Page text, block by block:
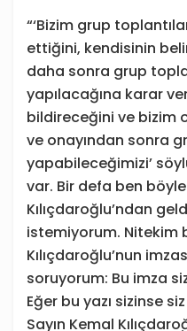
“‘Bizim grup
ettiğini, kendisinin
daha sonra grup
yapılacağına karar
bildireceğini ve bizim
ve onayından sonra
yapabileceğimizi’
var. Bir defa ben böyle
Kılıçdaroğlu’ndan
istemiyorum. Nitekim
Kılıçdaroğlu’nun
soruyorum: Bu imza
Eğer bu yazı sizinse
Sayın Kemal